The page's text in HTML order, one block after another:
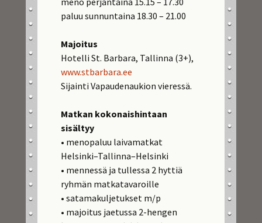
paluu sunnuntaina 18.30 – 21.00
Majoitus
Hotelli St. Barbara, Tallinna (3+),
www.stbarbara.ee
Sijainti Vapaudenaukion vieressä.
Matkan kokonaishintaan
sisältyy
• menopaluu laivamatkat
Helsinki–Tallinna–Helsinki
• mennessä ja tullessa 2 hyttiä
ryhmän matkatavaroille
• satamakuljetukset m/p
• majoitus jaetussa 2-hengen